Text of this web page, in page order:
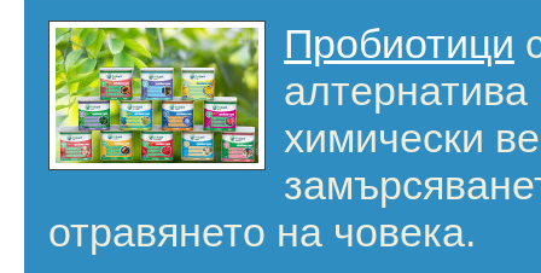
Пробиотици
алтернатива
химически
отравянето на човека.